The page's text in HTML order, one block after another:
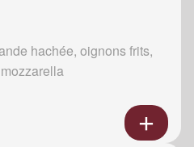
hachée, oignons frits,